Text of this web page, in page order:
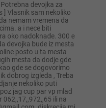
] Vlasnik sam nekoliko
nemam vremena da
a i nece biti
oko nadoknade. 300 e
devojka bude iz mesta
posto u ta mesta
mesta da dodje gde
gde se dogovorimo
dobrog izgleda , Treba
nekoliko puti
jag cup par vp mlad
062,,17,,972,,65 ili na